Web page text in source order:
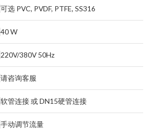
可选 PVC, PVDF, PTFE, SS316
40 W
220V/380V 50Hz
请咨询客服
软管连接 或 DN15硬管连接
手动调节流量